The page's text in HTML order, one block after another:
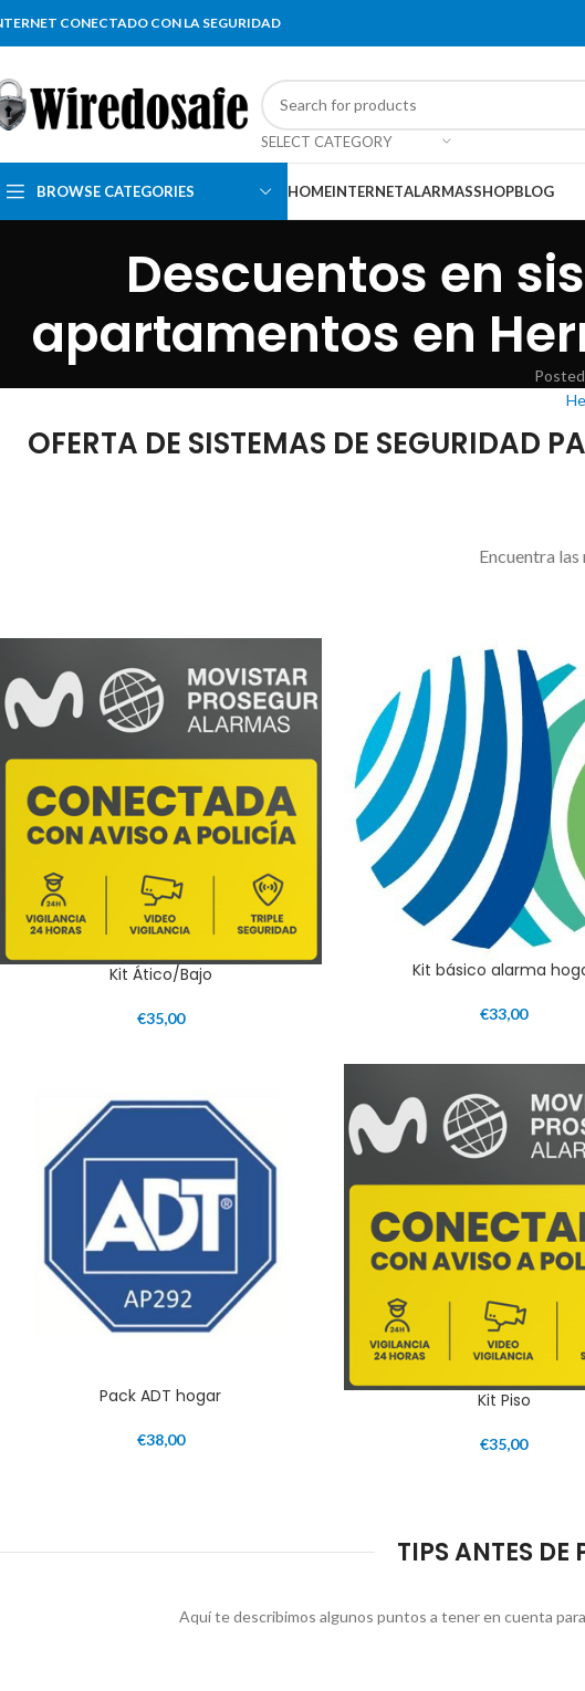
CONECTADO CON LA SEGURIDAD
SELECT CATEGORY
BROWSE CATEGORIES HOMEINTERNETALARMASSHOPBLOG
Descuentos en
apartamentos en
OFERTA DE SISTEMAS DE
Encuentra
Kit Ático/Bajo
€35,00
Kit básico alarma
€33,00
Pack ADT hogar
€38,00
Kit Piso
€35,00
TIPS ANTES DE
Aquí te describimos algunos puntos a tener en cuenta